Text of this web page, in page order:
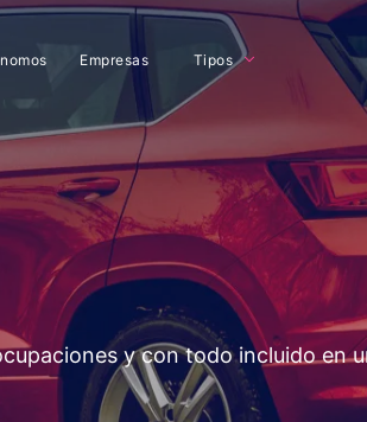
Empresas Tipos
y con todo incluido en